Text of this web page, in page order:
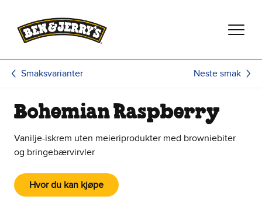
Smaksvarianter Neste smak
Bohemian Raspberry
Vanilje-iskrem uten meieriprodukter med browniebiter
og bringebærvirvler
Hvor du kan kjøpe